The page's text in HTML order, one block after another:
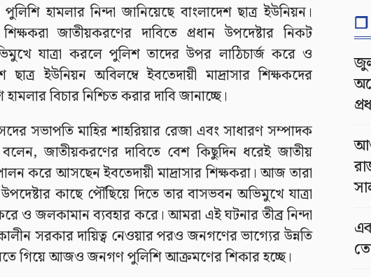
হামলার নিন্দা জানিয়েছে বাংলাদেশ ছাত্র ইউনিয়ন।
জাতীয়করণের দাবিতে প্রধান উপদেষ্টার নিকট
যাত্রা করলে পুলিশ তাদের উপর লাঠিচার্জ করে ও
ইউনিয়ন অবিলম্বে ইবতেদায়ী মাদ্রাসার শিক্ষকদের
বিচার নিশ্চিত করার দাবি জানাচ্ছে।
সভাপতি মাহির শাহরিয়ার রেজা এবং সাধারণ সম্পাদক
জাতীয়করণের দাবিতে বেশ কিছুদিন ধরেই জাতীয়
করে আসছেন ইবতেদায়ী মাদ্রাসার শিক্ষকরা। আজ তারা
কাছে পৌঁছিয়ে দিতে তার বাসভবন অভিমুখে যাত্রা
ও জলকামান ব্যবহার করে। আমরা এই ঘটনার তীব্র নিন্দা
সরকার দায়িত্ব নেওয়ার পরও জনগণের ভাগ্যের উন্নতি
গিয়ে আজও জনগণ পুলিশি আক্রমণের শিকার হচ্ছে।
❐